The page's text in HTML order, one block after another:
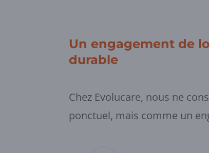
Un engagement de
durable
Chez Evolucare, nous ne
ponctuel, mais comme un